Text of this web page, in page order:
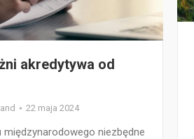
akredytywa od
22 maja 2024
międzynarodowego niezbędne